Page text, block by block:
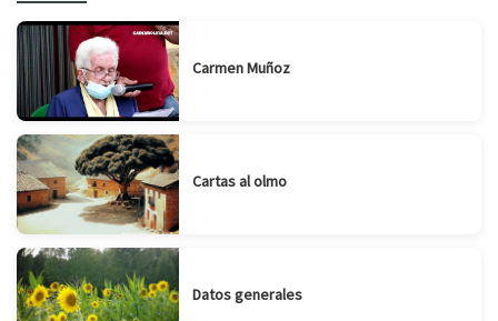
Carmen Muñoz
Cartas al olmo
Datos generales